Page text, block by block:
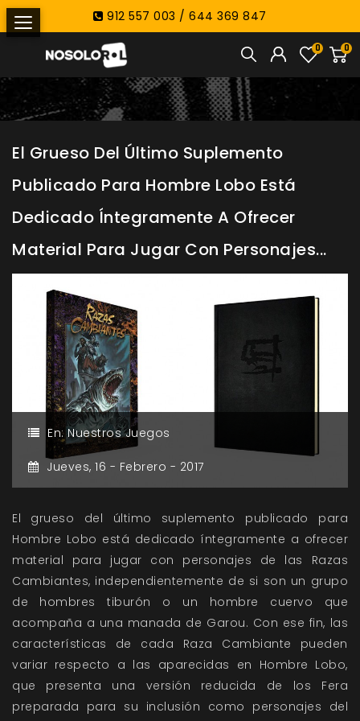
912 557 003 / 644 369 847
0
0
El Grueso Del Último Suplemento
Publicado Para Hombre Lobo Está
Dedicado Íntegramente A Ofrecer
Material Para Jugar Con Personajes...
En: Nuestros Juegos
Jueves, 16 - Febrero - 2017
El grueso del último suplemento publicado para
Hombre Lobo está dedicado íntegramente a ofrecer
material para jugar con personajes de las Razas
Cambiantes, independientemente de si son un grupo
de hombres tiburón o un hombre cuervo que
acompaña a una manada de Garou. Con ese fin, las
características de cada Raza Cambiante pueden
variar respecto a las aparecidas en Hombre Lobo,
que presenta una versión reducida de los Fera
preparada para su inclusión como personajes del